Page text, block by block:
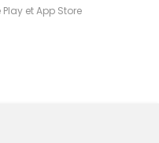
et App Store
votre commande à Amiens
ou recevez-là rapidement